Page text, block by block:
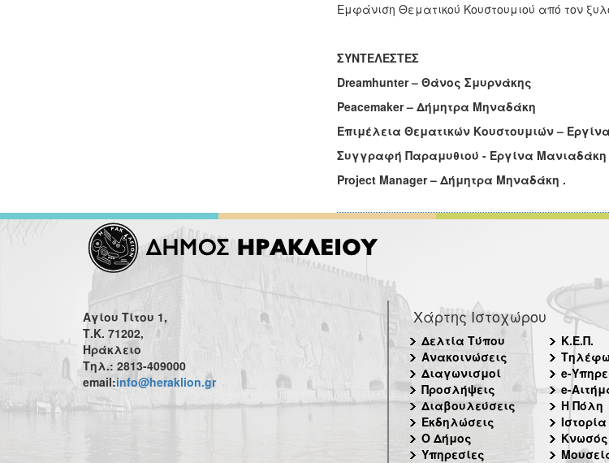
Εμφάνιση Θεματικού Κουστουμιού από τον
ΣΥΝΤΕΛΕΣΤΕΣ
Dreamhunter – Θάνος Σμυρνάκης
Peacemaker – Δήμητρα Μηναδάκη
Επιμέλεια Θεματικών Κουστουμιών –
Συγγραφή Παραμυθιού - Εργίνα Μανιαδάκη
Project Manager – Δήμητρα Μηναδάκη .
Αγίου Τίτου 1,
Τ.Κ. 71202,
Ηράκλειο
Τηλ.: 2813-409000
email:info@heraklion.gr
Χάρτης Ιστοχώρου
Δελτία Τύπου
Ανακοινώσεις
Διαγωνισμοί
Προσλήψεις
Διαβουλεύσεις
Εκδηλώσεις
Ο Δήμος
Υπηρεσίες
Κ.Ε.Π.
e-
e-
Η Πόλη
Ιστορία
Κνωσός